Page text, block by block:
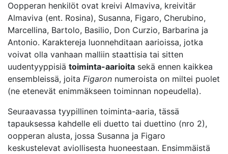
Oopperan henkilöt ovat kreivi Almaviva, kreivitär
Almaviva (ent. Rosina), Susanna, Figaro, Cherubino,
Marcellina, Bartolo, Basilio, Don Curzio, Barbarina ja
Antonio. Karaktereja luonnehditaan aarioissa, jotka
voivat olla vanhaan malliin staattisia tai sitten
uudentyyppisiä toiminta-aarioita sekä ennen kaikkea
ensembleissä, joita Figaron numeroista on miltei puolet
(ne etenevät enimmäkseen toiminnan nopeudella).
Seuraavassa tyypillinen toiminta-aaria, tässä
tapauksessa kahdelle eli duetto tai duettino (nro 2),
oopperan alusta, jossa Susanna ja Figaro
keskustelevat aviollisesta huoneestaan. Ensimmäistä